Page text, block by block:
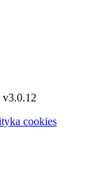
v3.0.12
cookies